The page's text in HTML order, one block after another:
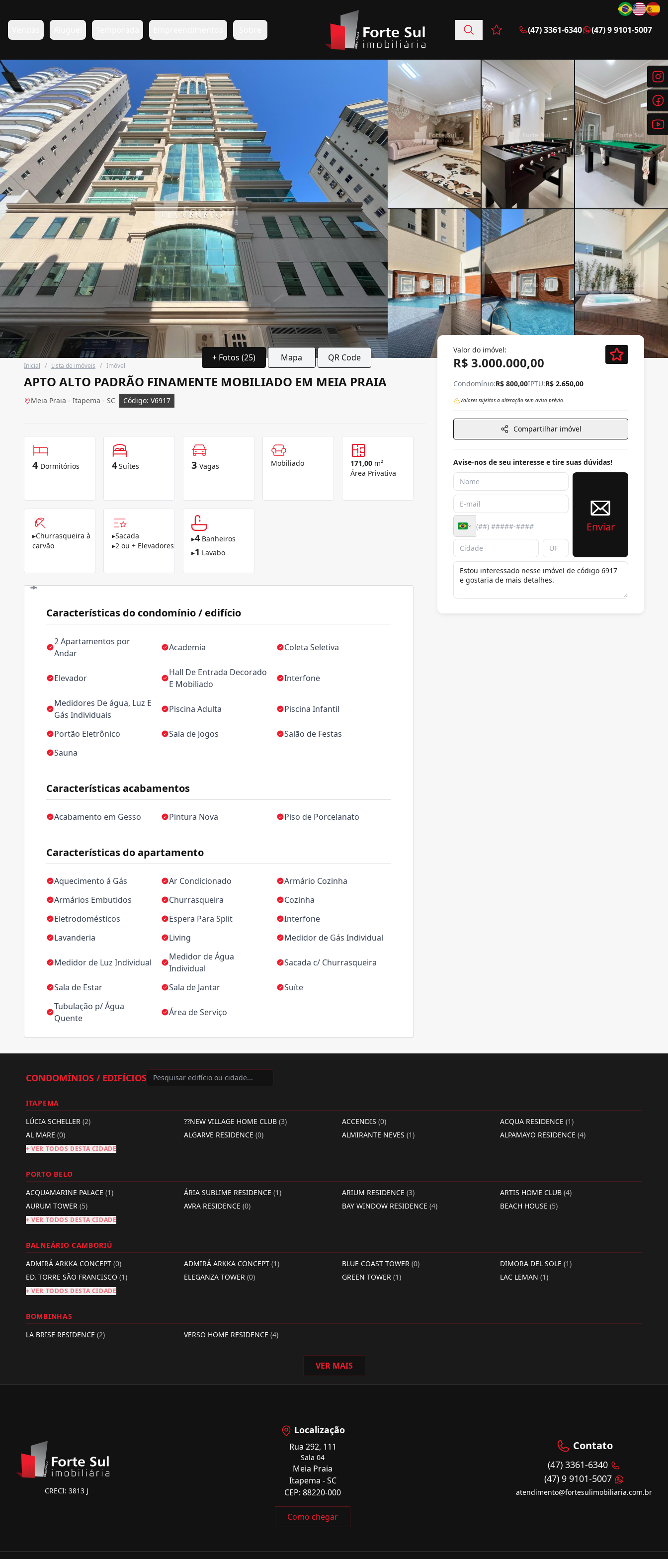
Favoritos (0 itens)
(47) 3361-6340 (47) 9 9101-5007
+ Fotos (25) Mapa QR Code
Inicial / Lista de imóveis / Imóvel
APTO ALTO PADRÃO FINAMENTE MOBILIADO EM MEIA PRAIA
Meia Praia - Itapema - SC Código: V6917
4 Dormitórios 4 Suítes 3 Vagas Mobiliado 171,00 m²
Área Privativa
▸Churrasqueira à
carvão
▸Sacada
▸2 ou + Elevadores
▸4 Banheiros
▸1 Lavabo
Características do condomínio / edifício
2 Apartamentos por
Andar
Academia Coleta Seletiva
Elevador
Hall De Entrada Decorado
E Mobiliado
Interfone
Medidores De água, Luz E
Gás Individuais
Piscina Adulta Piscina Infantil
Portão Eletrônico Sala de Jogos
Salão de Festas
Sauna
Características acabamentos
Acabamento em Gesso Pintura Nova Piso de Porcelanato
Características do apartamento
Aquecimento á Gás Ar Condicionado
Armário Cozinha
Armários Embutidos
Churrasqueira
Cozinha
Eletrodomésticos
Espera Para Split
Interfone
Lavanderia
Living Medidor de Gás Individual
Medidor de Luz Individual
Medidor de Água
Individual
Sacada c/ Churrasqueira
Sala de Estar Sala de Jantar
Suíte
Tubulação p/ Água
Quente
Área de Serviço
Valor do imóvel:
R$ 3.000.000,00
Condomínio:R$ 800,00IPTU:R$ 2.650,00
Valores sujeitos a alteração sem aviso prévio.
Compartilhar imóvel
Avise-nos de seu interesse e tire suas dúvidas!
Enviar
CONDOMÍNIOS / EDIFÍCIOS
ITAPEMA
LÚCIA SCHELLER (2) ??NEW VILLAGE HOME CLUB (3) ACCENDIS (0) ACQUA RESIDENCE (1)
AL MARE (0) ALGARVE RESIDENCE (0) ALMIRANTE NEVES (1) ALPAMAYO RESIDENCE (4)
+ VER TODOS DESTA CIDADE
PORTO BELO
ACQUAMARINE PALACE (1) ÁRIA SUBLIME RESIDENCE (1) ARIUM RESIDENCE (3) ARTIS HOME CLUB (4)
AURUM TOWER (5) AVRA RESIDENCE (0) BAY WINDOW RESIDENCE (4) BEACH HOUSE (5)
+ VER TODOS DESTA CIDADE
BALNEÁRIO CAMBORIÚ
ADMIRÁ ARKKA CONCEPT (0) ADMIRÁ ARKKA CONCEPT (1) BLUE COAST TOWER (0) DIMORA DEL SOLE (1)
ED. TORRE SÃO FRANCISCO (1) ELEGANZA TOWER (0) GREEN TOWER (1) LAC LEMAN (1)
+ VER TODOS DESTA CIDADE
BOMBINHAS
LA BRISE RESIDENCE (2) VERSO HOME RESIDENCE (4)
VER MAIS
CRECI: 3813 J
Localização
Rua 292, 111
Sala 04
Meia Praia
Itapema - SC
CEP: 88220-000
Como chegar
Contato
(47) 3361-6340
(47) 9 9101-5007
atendimento@fortesulimobiliaria.com.br